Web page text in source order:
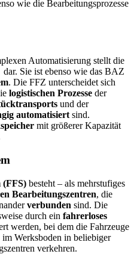
wie die Bearbeitungsprozesse
Automatisierung stellt die
dar. Sie ist ebenso wie das BAZ
. Die FFZ unterscheidet sich
logistischen Prozesse der
und der
automatisiertsind.
mit größerer Kapazität
(FFS) besteht – als mehrstufiges
Bearbeitungszentren, die
verbunden sind. Die
durch ein fahrerloses
werden, bei dem die Fahrzeuge
Werksboden in beliebiger
verkehren.